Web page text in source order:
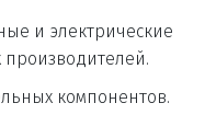
и электрические
компонентов.